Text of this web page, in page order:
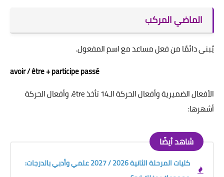
الماضي المركب
يُبنى دائمًا من فعل مساعد مع اسم المفعول.
avoir / être + participe passé
الأفعال الضميرية وأفعال الحركة الـ14 تأخذ être. وأفعال الحركة
أشهرها:
شاهد أيضًا
كليات المرحلة الثانية 2026 / 2027 علمي وأدبي بالدرجات: